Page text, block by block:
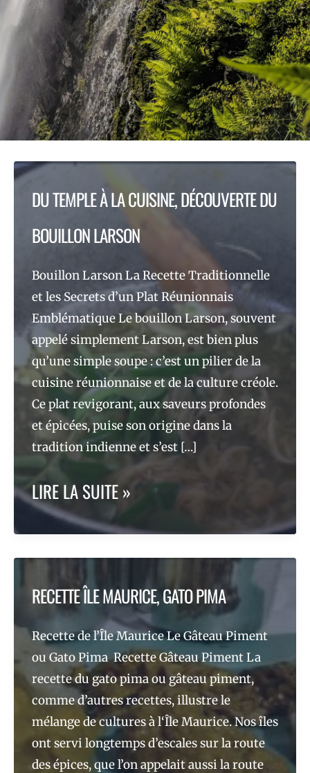
DU TEMPLE À LA CUISINE, DÉCOUVERTE DU
BOUILLON LARSON
Bouillon Larson La Recette Traditionnelle
et les Secrets d’un Plat Réunionnais
Emblématique Le bouillon Larson, souvent
appelé simplement Larson, est bien plus
qu’une simple soupe : c’est un pilier de la
cuisine réunionnaise et de la culture créole.
Ce plat revigorant, aux saveurs profondes
et épicées, puise son origine dans la
tradition indienne et s’est […]
DU
TEMPLE
À
LA
CUISINE,
DÉCOUVERTE
DU
BOUILLON
LARSON
LIRE LA SUITE »
RECETTE ÎLE MAURICE, GATO PIMA
Recette de l’Île Maurice Le Gâteau Piment
ou Gato Pima Recette Gâteau Piment La
recette du gato pima ou gâteau piment,
comme d’autres recettes, illustre le
mélange de cultures à l‘Île Maurice. Nos îles
ont servi longtemps d’escales sur la route
des épices, que l’on appelait aussi la route